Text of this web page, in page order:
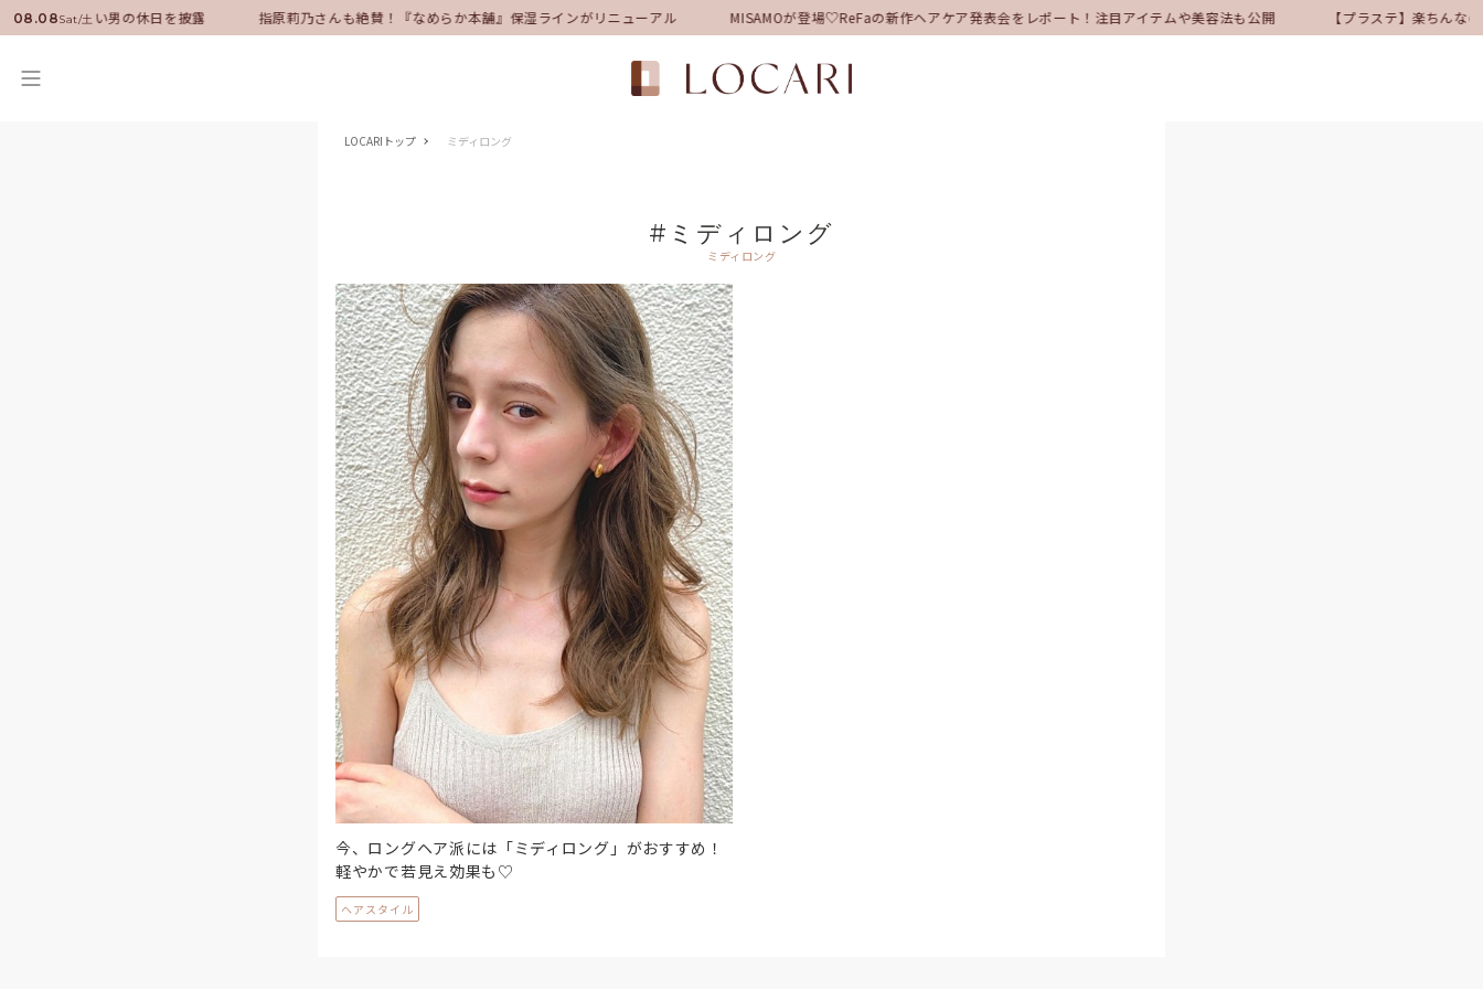
08.08Sat/土
に就任！いい男の休日を披露 指原莉乃さんも絶賛！『なめらか本舗』保湿ラインがリニューアル MISAMOが登場♡ReFaの新作ヘアケア発表会をレポート！注目アイテムや美容法も公開 【プラステ】楽ちんな
LOCARIトップ ミディロング
#ミディロング
ミディロング
今、ロングヘア派には「ミディロング」がおすすめ！
軽やかで若見え効果も♡
ヘアスタイル